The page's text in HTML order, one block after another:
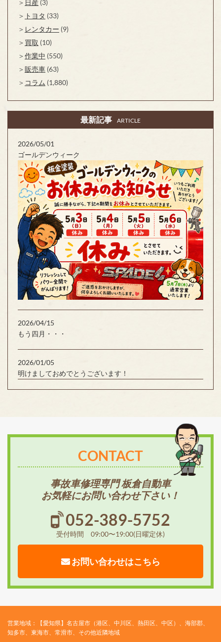
日産 (3)
トヨタ (33)
レンタカー (9)
買取 (10)
作業中 (550)
販売車 (63)
コラム (1,880)
最新記事 ARTICLE
2026/05/01
ゴールデンウィーク
2026/04/15
もう四月・・・
2026/01/05
明けましておめでとうございます！
CONTACT
事故車修理専門 板倉自動車
お気軽にお問い合わせ下さい！
052-389-5752
受付時間 09:00〜19:00(日曜定休)
お問い合わせはこちら
営業地域：【愛知県】名古屋市（港区、中川区、熱田区、中区）、海部郡、
知多市、東海市、常滑市、その他近隣地域